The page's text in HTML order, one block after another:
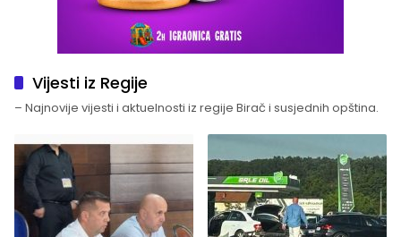
Vijesti iz Regije
– Najnovije vijesti i aktuelnosti iz regije Birač i susjednih opština.